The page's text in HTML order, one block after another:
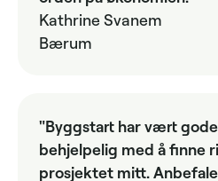
Kathrine Svanem
Bærum
"Byggstart har vært
behjelpelig med å finne
prosjektet mitt.